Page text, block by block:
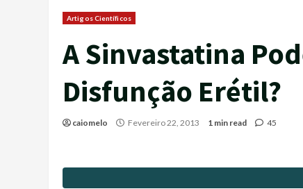
Artigos Científicos
A Sinvastatina
Disfunção Erétil?
caiomelo Fevereiro 22, 2013 1 min read 45